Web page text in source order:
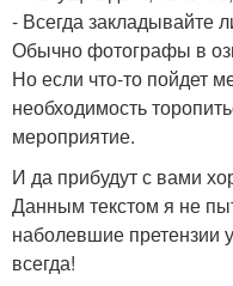
- Всегда закладывайте
Обычно фотографы в
Но если что-то пойдет
необходимость
мероприятие.
И да прибудут с вами
Данным текстом я не
наболевшие претензии
всегда!